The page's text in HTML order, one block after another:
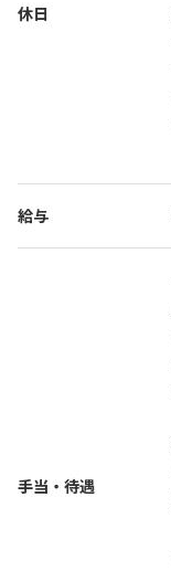
休日
給与
手当・待遇